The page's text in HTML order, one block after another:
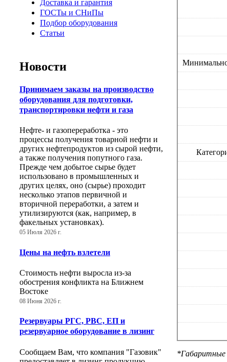
Доставка и гарантия
ГОСТы и СНиПы
Подбор оборудования
Статьи
Новости
Принимаем заказы на производство
оборудования для подготовки,
транспортировки нефти и газа
Нефте- и газопереработка - это
процессы получения товарной нефти и
других нефтепродуктов из сырой нефти,
а также получения попутного газа.
Прежде чем добытое сырье будет
использовано в промышленных и
других целях, оно (сырье) проходит
несколько этапов первичной и
вторичной переработки, а затем и
утилизируются (как, например, в
факельных установках).
05 Июля 2026 г.
Цены на нефть взлетели
Стоимость нефти выросла из-за
обострения конфликта на Ближнем
Востоке
08 Июня 2026 г.
Резервуары РГС, РВС, ЕП и
резервуарное оборудование в лизинг
Сообщаем Вам, что компания "Газовик"
Минимально
*Габаритные